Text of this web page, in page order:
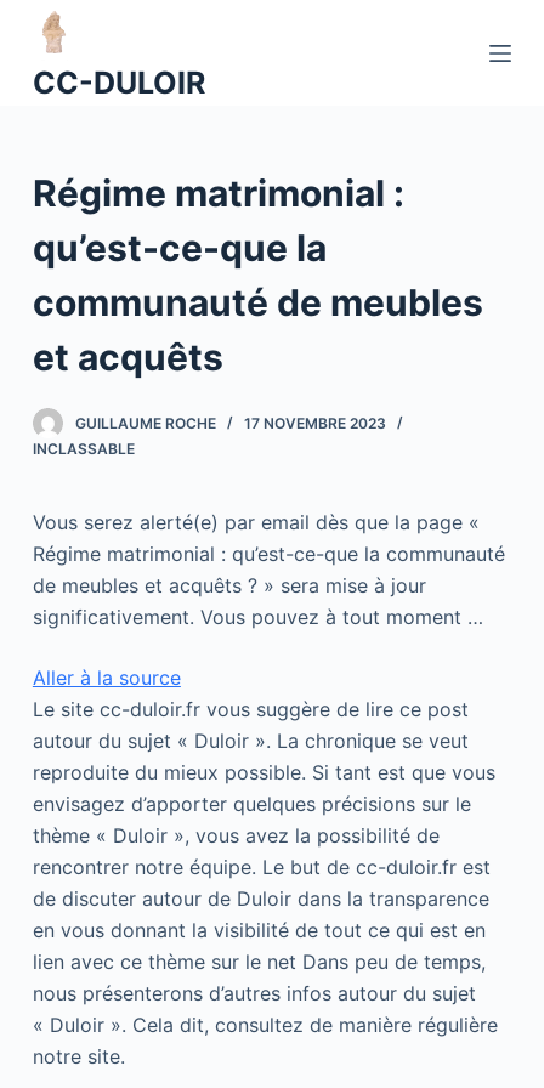
u
o
n
CC-DULOIR
Régime matrimonial :
qu’est-ce-que la
communauté de meubles
et acquêts
GUILLAUME ROCHE
17 NOVEMBRE 2023
INCLASSABLE
Vous serez alerté(e) par email dès que la page «
Régime matrimonial : qu’est-ce-que la communauté
de meubles et acquêts ? » sera mise à jour
significativement. Vous pouvez à tout moment …
Aller à la source
Le site cc-duloir.fr vous suggère de lire ce post
autour du sujet « Duloir ». La chronique se veut
reproduite du mieux possible. Si tant est que vous
envisagez d’apporter quelques précisions sur le
thème « Duloir », vous avez la possibilité de
rencontrer notre équipe. Le but de cc-duloir.fr est
de discuter autour de Duloir dans la transparence
en vous donnant la visibilité de tout ce qui est en
lien avec ce thème sur le net Dans peu de temps,
nous présenterons d’autres infos autour du sujet
« Duloir ». Cela dit, consultez de manière régulière
notre site.